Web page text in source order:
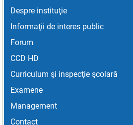
Despre instituţie
Informaţii de interes public
Forum
CCD HD
Curriculum şi inspecţie şcolară
Examene
Management
Contact